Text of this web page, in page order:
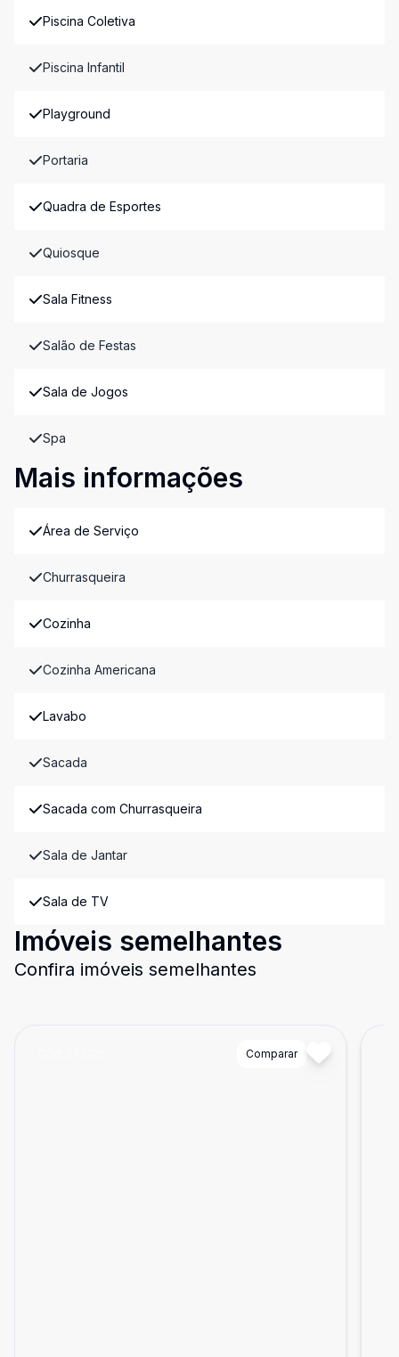
Piscina Coletiva
Piscina Infantil
Playground
Portaria
Quadra de Esportes
Quiosque
Sala Fitness
Salão de Festas
Sala de Jogos
Spa
Mais informações
Área de Serviço
Churrasqueira
Cozinha
Cozinha Americana
Lavabo
Sacada
Sacada com Churrasqueira
Sala de Jantar
Sala de TV
Imóveis semelhantes
Confira imóveis semelhantes
Comparar